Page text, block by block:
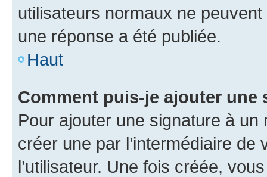
utilisateurs normaux ne
une réponse a été publiée.
Haut
Comment puis-je ajouter une
Pour ajouter une signature à un
créer une par l’intermédiaire
l’utilisateur. Une fois créée,